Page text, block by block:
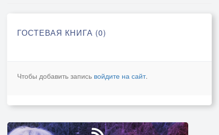
ГОСТЕВАЯ КНИГА (0)
Чтобы добавить запись войдите на сайт.